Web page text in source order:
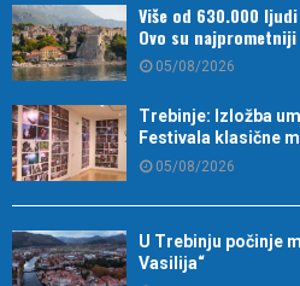
Više od 630.000
Ovo su
05/08/2026
Trebinje: Izložba
Festivala klasične
05/08/2026
U Trebinju počinje
Vasilija“